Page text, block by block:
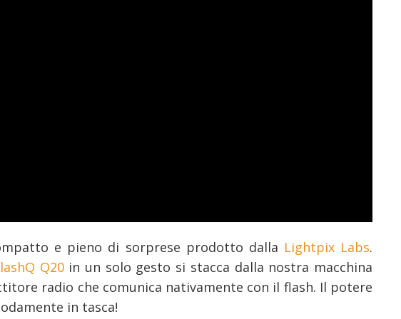
e pieno di sorprese prodotto dalla Lightpix Labs.
Q20in un solo gesto si stacca dalla nostra macchina
radio che comunica nativamente con il flash. Il potere
in tasca!